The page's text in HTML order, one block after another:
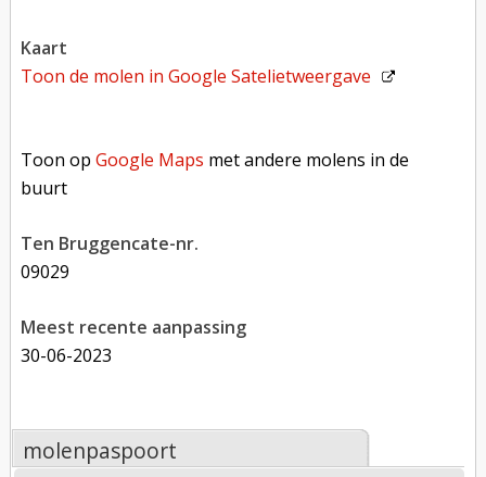
kaart
Toon de molen inGoogle Satelietweergave
Toon opGoogle Maps met andere molens in de
buurt
Ten Bruggencate-nr.
09029
Meest recente aanpassing
30-06-2023
molenpaspoort